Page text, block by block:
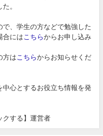
。
、学生の方などで勉強した
合には こちらからお申し込み
方は こちらからお知らせくだ
心とするお役立ち情報を発
する】運営者